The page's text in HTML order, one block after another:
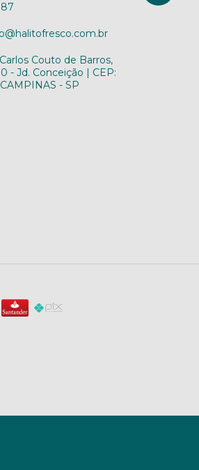
Couto de Barros,
- Jd. Conceição | CEP:
- SP